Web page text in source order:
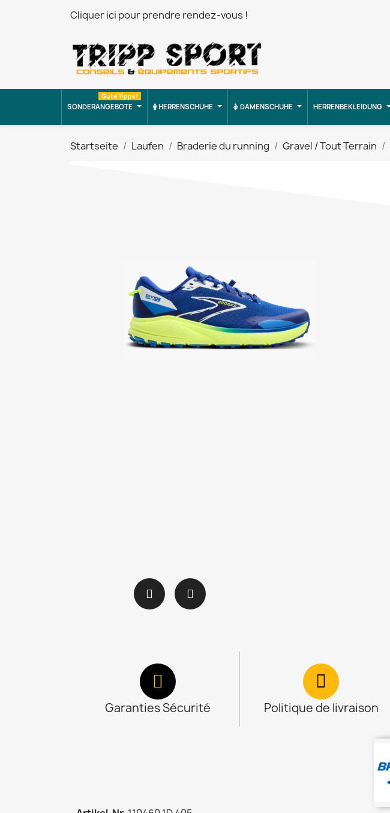
Cliquer ici pour prendre rendez-vous !
SONDERANGEBOTE
Gute Tipps!
HERRENSCHUHE DAMENSCHUHE HERRENBEKLEIDUNG
Startseite Laufen Braderie du running Gravel / Tout Terrain
Garanties Sécurité Politique de livraison